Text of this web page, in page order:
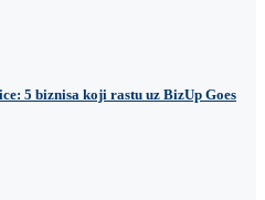
5 biznisa koji rastu uz BizUp Goes